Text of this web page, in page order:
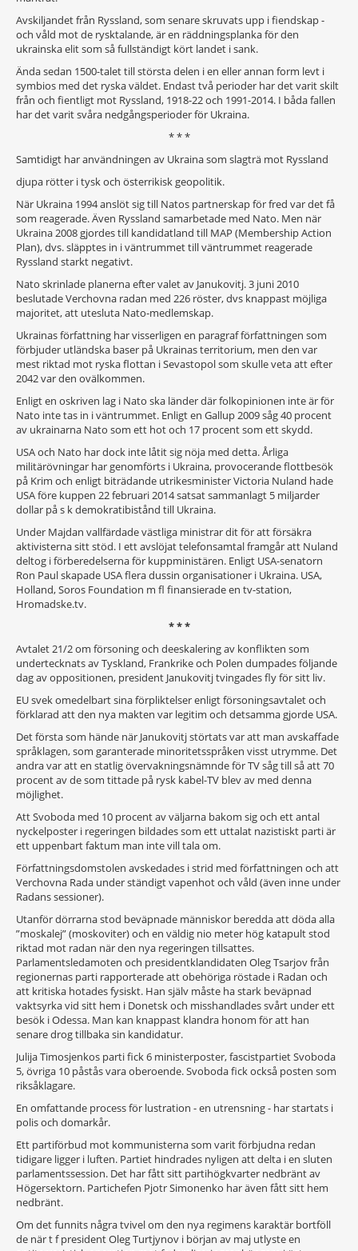
Avskiljandet från Ryssland, som senare skruvats upp i fiendskap -
och våld mot de rysktalande, är en räddningsplanka för den
ukrainska elit som så fullständigt kört landet i sank.
Ända sedan 1500-talet till största delen i en eller annan form levt i
symbios med det ryska väldet. Endast två perioder har det varit skilt
från och fientligt mot Ryssland, 1918-22 och 1991-2014. I båda fallen
har det varit svåra nedgångsperioder för Ukraina.
* * *
Samtidigt har användningen av Ukraina som slagträ mot Ryssland
djupa rötter i tysk och österrikisk geopolitik.
När Ukraina 1994 anslöt sig till Natos partnerskap för fred var det få
som reagerade. Även Ryssland samarbetade med Nato. Men när
Ukraina 2008 gjordes till kandidatland till MAP (Membership Action
Plan), dvs. släpptes in i väntrummet till väntrummet reagerade
Ryssland starkt negativt.
Nato skrinlade planerna efter valet av Janukovitj. 3 juni 2010
beslutade Verchovna radan med 226 röster, dvs knappast möjliga
majoritet, att utesluta Nato-medlemskap.
Ukrainas författning har visserligen en paragraf författningen som
förbjuder utländska baser på Ukrainas territorium, men den var
mest riktad mot ryska flottan i Sevastopol som skulle veta att efter
2042 var den ovälkommen.
Enligt en oskriven lag i Nato ska länder där folkopinionen inte är för
Nato inte tas in i väntrummet. Enligt en Gallup 2009 såg 40 procent
av ukrainarna Nato som ett hot och 17 procent som ett skydd.
USA och Nato har dock inte låtit sig nöja med detta. Årliga
militärövningar har genomförts i Ukraina, provocerande flottbesök
på Krim och enligt biträdande utrikesminister Victoria Nuland hade
USA före kuppen 22 februari 2014 satsat sammanlagt 5 miljarder
dollar på s k demokratibistånd till Ukraina.
Under Majdan vallfärdade västliga ministrar dit för att försäkra
aktivisterna sitt stöd. I ett avslöjat telefonsamtal framgår att Nuland
deltog i förberedelserna för kuppministären. Enligt USA-senatorn
Ron Paul skapade USA flera dussin organisationer i Ukraina. USA,
Holland, Soros Foundation m fl finansierade en tv-station,
Hromadske.tv.
* * *
Avtalet 21/2 om försoning och deeskalering av konflikten som
undertecknats av Tyskland, Frankrike och Polen dumpades följande
dag av oppositionen, president Janukovitj tvingades fly för sitt liv.
EU svek omedelbart sina förpliktelser enligt försoningsavtalet och
förklarad att den nya makten var legitim och detsamma gjorde USA.
Det första som hände när Janukovitj störtats var att man avskaffade
språklagen, som garanterade minoritetsspråken visst utrymme. Det
andra var att en statlig övervakningsnämnde för TV såg till så att 70
procent av de som tittade på rysk kabel-TV blev av med denna
möjlighet.
Att Svoboda med 10 procent av väljarna bakom sig och ett antal
nyckelposter i regeringen bildades som ett uttalat nazistiskt parti är
ett uppenbart faktum man inte vill tala om.
Författningsdomstolen avskedades i strid med författningen och att
Verchovna Rada under ständigt vapenhot och våld (även inne under
Radans sessioner).
Utanför dörrarna stod beväpnade människor beredda att döda alla
”moskalej” (moskoviter) och en väldig nio meter hög katapult stod
riktad mot radan när den nya regeringen tillsattes.
Parlamentsledamoten och presidentklandidaten Oleg Tsarjov från
regionernas parti rapporterade att obehöriga röstade i Radan och
att kritiska hotades fysiskt. Han själv måste ha stark beväpnad
vaktsyrka vid sitt hem i Donetsk och misshandlades svårt under ett
besök i Odessa. Man kan knappast klandra honom för att han
senare drog tillbaka sin kandidatur.
Julija Timosjenkos parti fick 6 ministerposter, fascistpartiet Svoboda
5, övriga 10 påstås vara oberoende. Svoboda fick också posten som
riksåklagare.
En omfattande process för lustration - en utrensning - har startats i
polis och domarkår.
Ett partiförbud mot kommunisterna som varit förbjudna redan
tidigare ligger i luften. Partiet hindrades nyligen att delta i en sluten
parlamentssession. Det har fått sitt partihögkvarter nedbränt av
Högersektorn. Partichefen Pjotr Simonenko har även fått sitt hem
nedbränt.
Om det funnits några tvivel om den nya regimens karaktär bortföll
de när t f president Oleg Turtjynov i början av maj utlyste en